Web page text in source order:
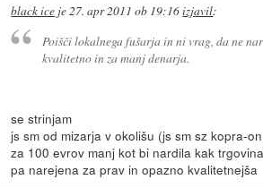
black ice je27. apr 2011 ob 19:16izjavil:
Poišči lokalnega fušarja in ni vrag, da ne
kvalitetno in za manj denarja.
se strinjam
js sm od mizarja v okolišu (js sm sz kopra-
za 100 evrov manj kot bi nardila kak trgovina
pa narejena za prav in opazno kvalitetnejša